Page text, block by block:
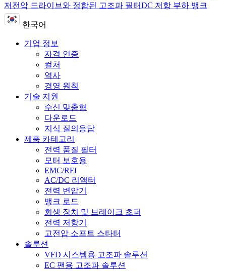
저전압 드라이브와 정합된 고조파 필터DC 저항 부하 뱅크
한국어
기업 정보
자격 인증
컬처
역사
경영 원칙
기술 지원
수신 맞춤형
다운로드
지식 질의응답
제품 카테고리
전력 품질 필터
모터 보호용
EMC/RFI
AC/DC 리액터
전력 변압기
뱅크 로드
회생 장치 및 브레이크 초퍼
전력 저항기
고전압 소프트 스타터
솔루션
VFD 시스템용 고조파 솔루션
EC 팬용 고조파 솔루션